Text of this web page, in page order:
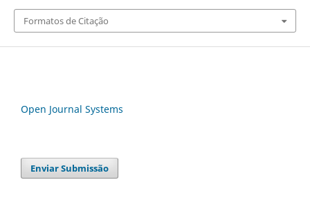
Formatos de Citação
Open Journal Systems
Enviar Submissão